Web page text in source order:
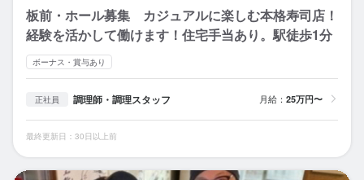
板前・ホール募集 カジュアルに楽しむ本格寿司店！
経験を活かして働けます！住宅手当あり。駅徒歩1分
ボーナス・賞与あり
正社員 調理師・調理スタッフ 月給： 25万円〜
最終更新日：30日以上前